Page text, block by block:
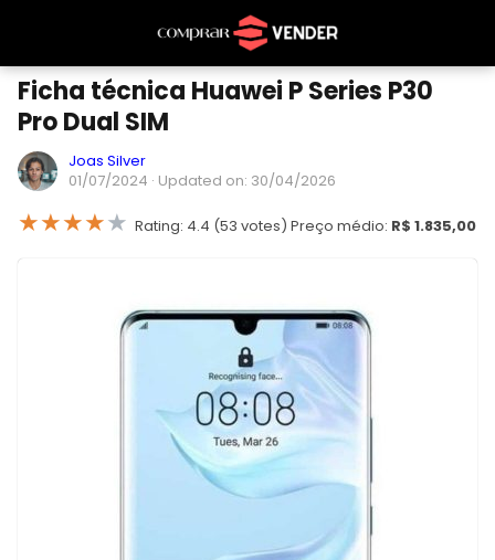
Ficha técnica Huawei P Series P30
Pro Dual SIM
Joas Silver
01/07/2024 · Updated on: 30/04/2026
★★★★★ Rating: 4.4 (53 votes) Preço médio: R$ 1.835,00